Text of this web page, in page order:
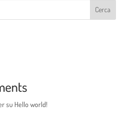
Cerca
su Hello world!